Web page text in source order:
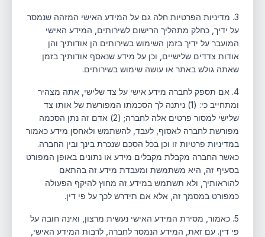
3. מדיניות הפרטיות חלה גם על המידע האישי המזהה שנמסר
על ידיך, כחלק מתהליך הרישום לשירותים, המידע האישי
המועבר על ידיך בזמן השימוש בשירותים הן אודותיך והן
אודות צדדים שלישיים, וכן על מידע שנאסף אודותיך בזמן
שאתה גולש באתר או עושה שימוש בשירותים.
4. אם תספק לחברה מידע אישי על צד שלישי, אתה מצהיר
ומתחייב כי: (1) ניתנה לך הסכמתו המפורשת של אותו צד
שלישי למסור פרטים אלה לחברה; (2) אדם זה נתן הסכמה
מפורשת לחברה לאסוף, לעבד, להשתמש ולאחסן מידע כאמור
במדיניות פרטיות זו וכן בכל הסכם שנכרת בינך ובין החברה.
כאשר החברה מקבלת מקבלים מידע או נתונים באופן המפורט
בסעיף זה, היא משתמשת ומעבדת מידע זה בהתאם
להוראותיך, ולא תשתמש במידע זה מחוץ להיקף הפעולה
כמפורט במסמך זה, אלא אם תידרש לכך על פי דין.
5. כאמור, מסירת המידע האישי נעשית מרצון, ואינה חובה על
פי דין. עם זאת, המידע הנמסר לחברה, לרבות המידע האישי,